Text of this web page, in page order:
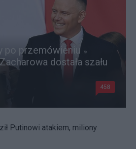
po przemówieniu
dostała szału
458
Putinowi atakiem, miliony